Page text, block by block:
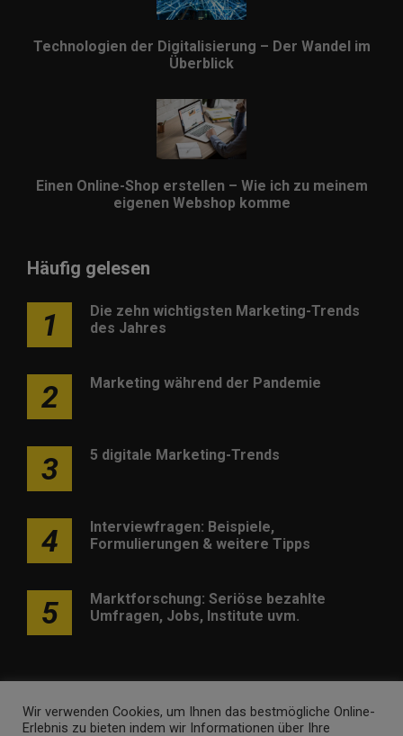
Technologien der Digitalisierung – Der Wandel im
Überblick
Einen Online-Shop erstellen – Wie ich zu meinem
eigenen Webshop komme
Häufig gelesen
1
Die zehn wichtigsten Marketing-Trends
des Jahres
2 Marketing während der Pandemie
3 5 digitale Marketing-Trends
4
Interviewfragen: Beispiele,
Formulierungen & weitere Tipps
5
Marktforschung: Seriöse bezahlte
Umfragen, Jobs, Institute uvm.
Wir verwenden Cookies, um Ihnen das bestmögliche Online-
Erlebnis zu bieten indem wir Informationen über Ihre